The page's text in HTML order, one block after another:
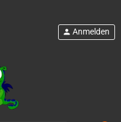
person Anmelden